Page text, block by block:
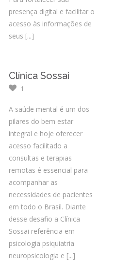
presença digital e facilitar o
acesso às informações de
seus [...]
Clínica Sossai
1
A saúde mental é um dos
pilares do bem estar
integral e hoje oferecer
acesso facilitado a
consultas e terapias
remotas é essencial para
acompanhar as
necessidades de pacientes
em todo o Brasil. Diante
desse desafio a Clínica
Sossai referência em
psicologia psiquiatria
neuropsicologia e [...]